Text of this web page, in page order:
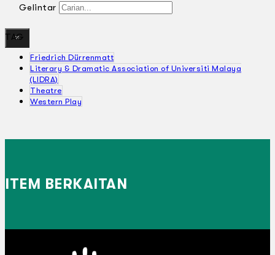
Gelintar
×
TAG
Friedrich Dürrenmatt
Literary & Dramatic Association of Universiti Malaya
(LIDRA)
Theatre
Western Play
ITEM BERKAITAN